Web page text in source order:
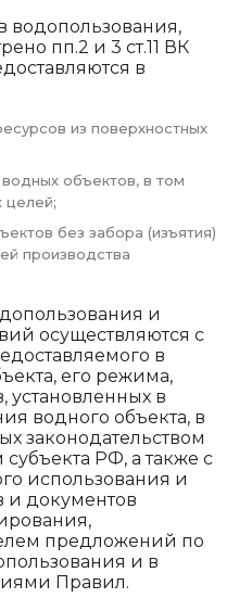
водопользования,
пп.2 и 3 ст.11 ВК
в
из поверхностных
объектов, в том
целей;
без забора (изъятия)
производства
и
осуществляются с
в
его режима,
установленных в
водного объекта, в
законодательством
РФ, а также с
использования и
и документов
предложений по
и в
Правил.